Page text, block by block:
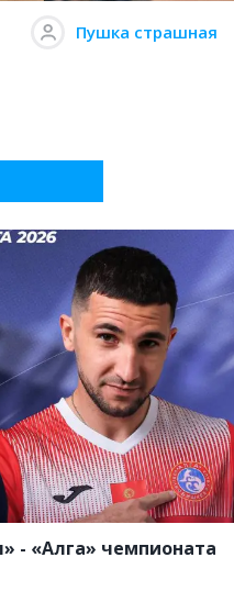
Пушка страшная
- «Алга» чемпионата